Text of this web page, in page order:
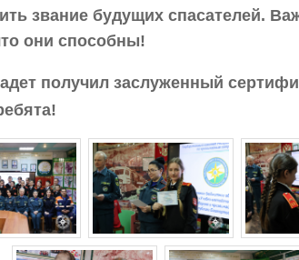
звание будущих спасателей.
они способны!
получил заслуженный